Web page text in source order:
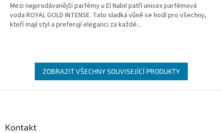
Mezi nejprodávanější parfémy u El Nabil patří unisex parfémová
voda ROYAL GOLD INTENSE. Tato sladká vůně se hodí pro všechny,
kteří mají styl a preferují eleganci za každé...
ZOBRAZIT VŠECHNY SOUVISEJÍCÍ PRODUKTY
Kontakt